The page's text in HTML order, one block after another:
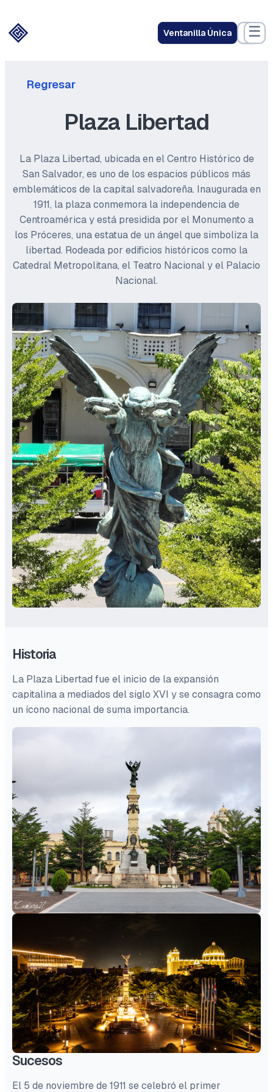
Ventanilla Única ☰
Regresar
Plaza Libertad
La Plaza Libertad, ubicada en el Centro Histórico de
San Salvador, es uno de los espacios públicos más
emblemáticos de la capital salvadoreña. Inaugurada en
1911, la plaza conmemora la independencia de
Centroamérica y está presidida por el Monumento a
los Próceres, una estatua de un ángel que simboliza la
libertad. Rodeada por edificios históricos como la
Catedral Metropolitana, el Teatro Nacional y el Palacio
Nacional.
Historia
La Plaza Libertad fue el inicio de la expansión
capitalina a mediados del siglo XVI y se consagra como
un ícono nacional de suma importancia.
Sucesos
El 5 de noviembre de 1911 se celebró el primer